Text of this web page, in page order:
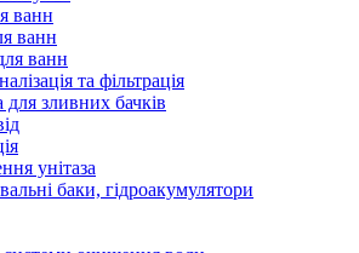
ванн
ванн
ванн
та фільтрація
зливних бачків
унітаза
баки, гідроакумулятори